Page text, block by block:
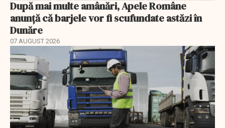
După mai multe amânări, Apele Române
anunță că barjele vor fi scufundate astăzi în
Dunăre
07 AUGUST 2026